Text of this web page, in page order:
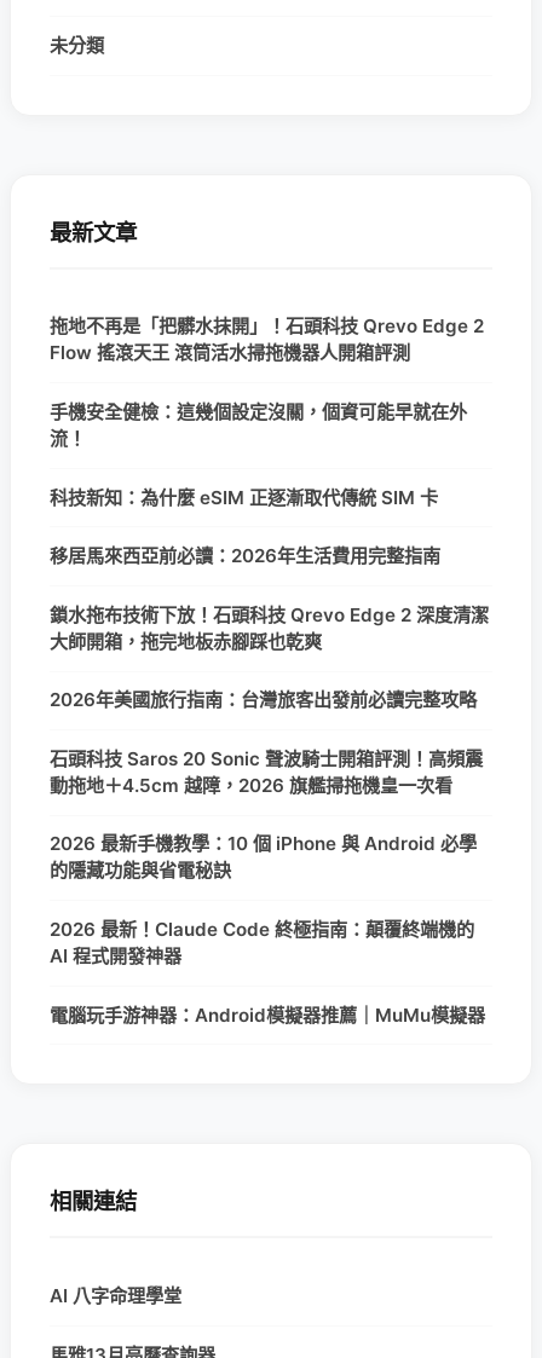
未分類
最新文章
拖地不再是「把髒水抹開」！石頭科技 Qrevo Edge 2
Flow 搖滾天王 滾筒活水掃拖機器人開箱評測
手機安全健檢：這幾個設定沒關，個資可能早就在外
流！
科技新知：為什麼 eSIM 正逐漸取代傳統 SIM 卡
移居馬來西亞前必讀：2026年生活費用完整指南
鎖水拖布技術下放！石頭科技 Qrevo Edge 2 深度清潔
大師開箱，拖完地板赤腳踩也乾爽
2026年美國旅行指南：台灣旅客出發前必讀完整攻略
石頭科技 Saros 20 Sonic 聲波騎士開箱評測！高頻震
動拖地＋4.5cm 越障，2026 旗艦掃拖機皇一次看
2026 最新手機教學：10 個 iPhone 與 Android 必學
的隱藏功能與省電秘訣
2026 最新！Claude Code 終極指南：顛覆終端機的
AI 程式開發神器
電腦玩手游神器：Android模擬器推薦｜MuMu模擬器
相關連結
AI 八字命理學堂